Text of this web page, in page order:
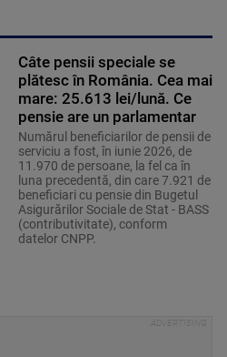
Câte pensii speciale se
plătesc în România. Cea mai
mare: 25.613 lei/lună. Ce
pensie are un parlamentar
Numărul beneficiarilor de pensii de
serviciu a fost, în iunie 2026, de
11.970 de persoane, la fel ca în
luna precedentă, din care 7.921 de
beneficiari cu pensie din Bugetul
Asigurărilor Sociale de Stat - BASS
(contributivitate), conform
datelor CNPP.